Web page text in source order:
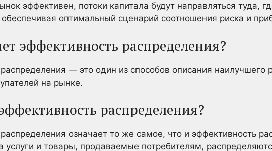
эффективен, потоки капитала будут направляться туда,
оптимальный сценарий соотношения риска и
эффективность распределения?
— это один из способов описания наилучшего
на рынке.
распределения?
означает то же самое, что и эффективность
услуги и товары, продаваемые потребителям,